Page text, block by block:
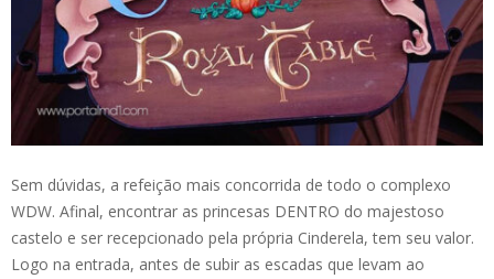
Sem dúvidas, a refeição mais concorrida de todo o complexo
WDW. Afinal, encontrar as princesas DENTRO do majestoso
castelo e ser recepcionado pela própria Cinderela, tem seu valor.
Logo na entrada, antes de subir as escadas que levam ao